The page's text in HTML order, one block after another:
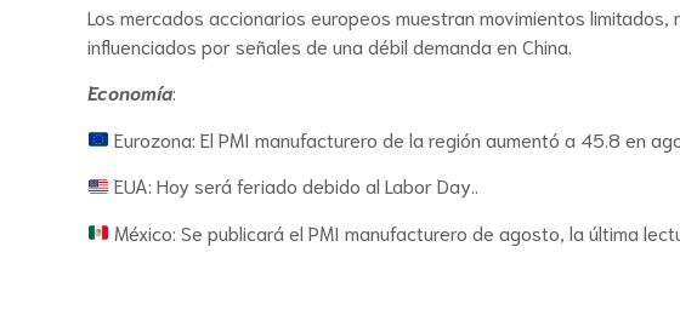
Los mercados accionarios europeos muestran movimientos
influenciados por señales de una débil demanda en China.
Economía:
Eurozona: El PMI manufacturero de la región aumentó a 45.8 en
EUA: Hoy será feriado debido al Labor Day..
México: Se publicará el PMI manufacturero de agosto, la última